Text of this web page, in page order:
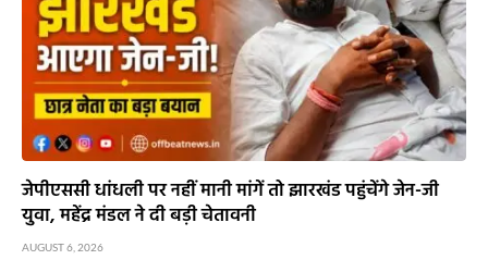
जेपीएससी धांधली पर नहीं मानी मांगें तो झारखंड पहुंचेंगे जेन-जी
युवा, महेंद्र मंडल ने दी बड़ी चेतावनी
AUGUST 6, 2026